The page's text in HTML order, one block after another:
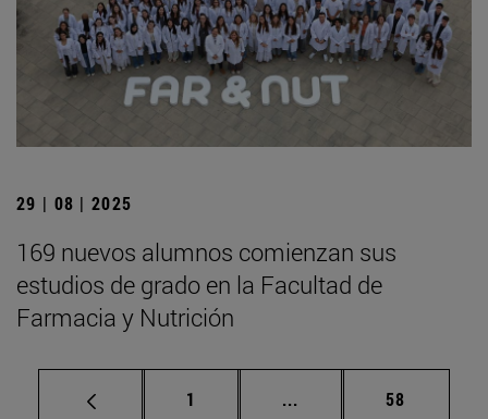
29 | 08 | 2025
169 nuevos alumnos comienzan sus
estudios de grado en la Facultad de
Farmacia y Nutrición
Página
1 ... Páginas intermedias
Página
58